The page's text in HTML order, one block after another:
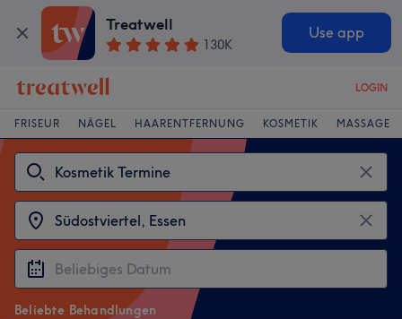
Treatwell
130K
Use app
LOGIN
FRISEUR NÄGEL HAARENTFERNUNG KOSMETIK MASSAGE
Beliebte Behandlungen